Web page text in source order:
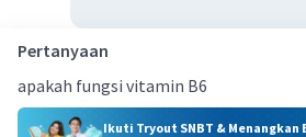
Pertanyaan
apakah fungsi vitamin B6
Ikuti Tryout SNBT & Menangkan